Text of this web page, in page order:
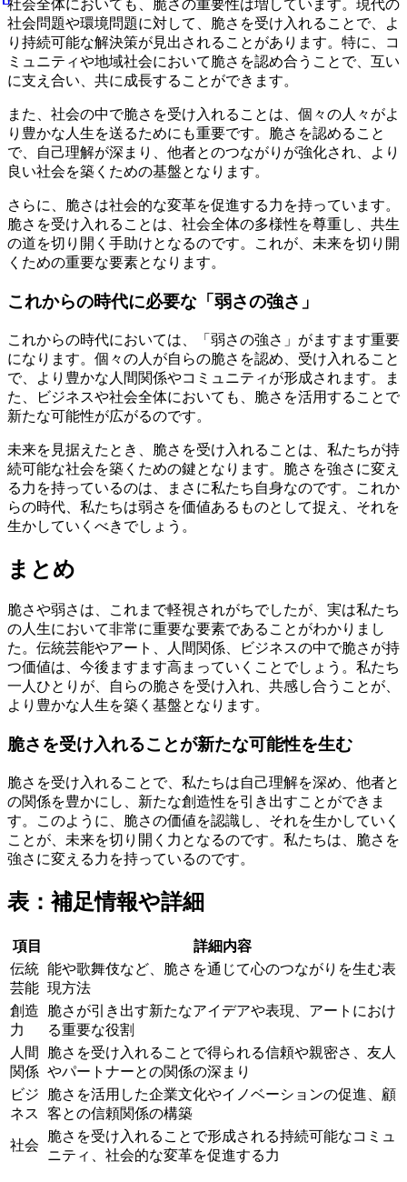
社会全体においても、脆さの重要性は増しています。現代の
社会問題や環境問題に対して、脆さを受け入れることで、よ
り持続可能な解決策が見出されることがあります。特に、コ
ミュニティや地域社会において脆さを認め合うことで、互い
に支え合い、共に成長することができます。
また、社会の中で脆さを受け入れることは、個々の人々がよ
り豊かな人生を送るためにも重要です。脆さを認めること
で、自己理解が深まり、他者とのつながりが強化され、より
良い社会を築くための基盤となります。
さらに、脆さは社会的な変革を促進する力を持っています。
脆さを受け入れることは、社会全体の多様性を尊重し、共生
の道を切り開く手助けとなるのです。これが、未来を切り開
くための重要な要素となります。
これからの時代に必要な「弱さの強さ」
これからの時代においては、「弱さの強さ」がますます重要
になります。個々の人が自らの脆さを認め、受け入れること
で、より豊かな人間関係やコミュニティが形成されます。ま
た、ビジネスや社会全体においても、脆さを活用することで
新たな可能性が広がるのです。
未来を見据えたとき、脆さを受け入れることは、私たちが持
続可能な社会を築くための鍵となります。脆さを強さに変え
る力を持っているのは、まさに私たち自身なのです。これか
らの時代、私たちは弱さを価値あるものとして捉え、それを
生かしていくべきでしょう。
まとめ
脆さや弱さは、これまで軽視されがちでしたが、実は私たち
の人生において非常に重要な要素であることがわかりまし
た。伝統芸能やアート、人間関係、ビジネスの中で脆さが持
つ価値は、今後ますます高まっていくことでしょう。私たち
一人ひとりが、自らの脆さを受け入れ、共感し合うことが、
より豊かな人生を築く基盤となります。
脆さを受け入れることが新たな可能性を生む
脆さを受け入れることで、私たちは自己理解を深め、他者と
の関係を豊かにし、新たな創造性を引き出すことができま
す。このように、脆さの価値を認識し、それを生かしていく
ことが、未来を切り開く力となるのです。私たちは、脆さを
強さに変える力を持っているのです。
表：補足情報や詳細
項目
詳細内容
伝統
芸能
能や歌舞伎など、脆さを通じて心のつながりを生む表
現方法
創造
力
脆さが引き出す新たなアイデアや表現、アートにおけ
る重要な役割
人間
関係
脆さを受け入れることで得られる信頼や親密さ、友人
やパートナーとの関係の深まり
ビジ
ネス
脆さを活用した企業文化やイノベーションの促進、顧
客との信頼関係の構築
社会
脆さを受け入れることで形成される持続可能なコミュ
ニティ、社会的な変革を促進する力